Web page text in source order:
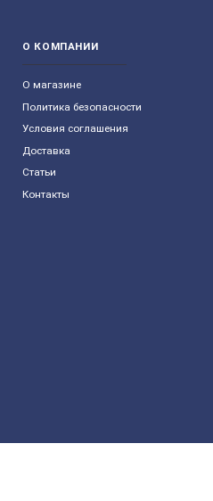
О КОМПАНИИ
О магазине
Политика безопасности
Условия соглашения
Доставка
Статьи
Контакты